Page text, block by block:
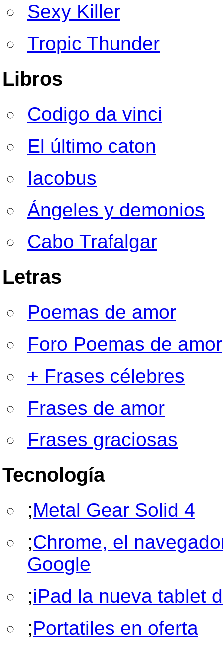
Sexy Killer
Tropic Thunder
Libros
Codigo da vinci
El último caton
Iacobus
Ángeles y demonios
Cabo Trafalgar
Letras
Poemas de amor
Foro Poemas de amor
+ Frases célebres
Frases de amor
Frases graciosas
Tecnología
;Metal Gear Solid 4
;Chrome, el
Google
;iPad la nueva tablet
;Portatiles en oferta